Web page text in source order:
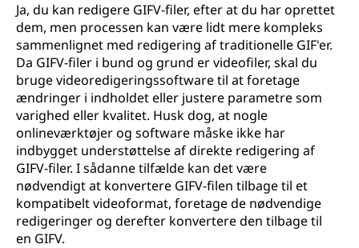
Ja, du kan redigere GIFV-filer, efter at du har oprettet
dem, men processen kan være lidt mere kompleks
sammenlignet med redigering af traditionelle GIF'er.
Da GIFV-filer i bund og grund er videofiler, skal du
bruge videoredigeringssoftware til at foretage
ændringer i indholdet eller justere parametre som
varighed eller kvalitet. Husk dog, at nogle
onlineværktøjer og software måske ikke har
indbygget understøttelse af direkte redigering af
GIFV-filer. I sådanne tilfælde kan det være
nødvendigt at konvertere GIFV-filen tilbage til et
kompatibelt videoformat, foretage de nødvendige
redigeringer og derefter konvertere den tilbage til
en GIFV.